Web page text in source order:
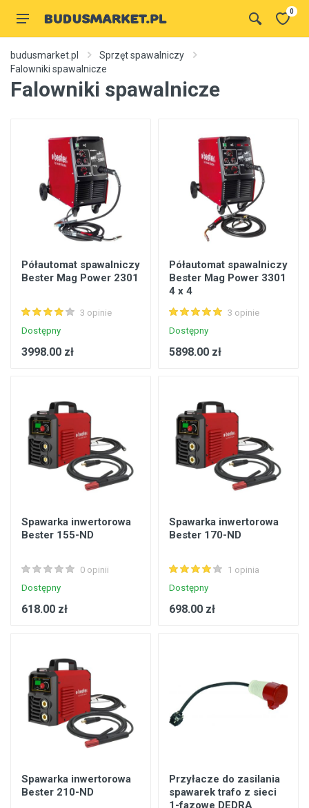
0
budusmarket.pl
Sprzęt spawalniczy
Falowniki spawalnicze
Falowniki spawalnicze
Półautomat spawalniczy
Bester Mag Power 2301
3 opinie
Dostępny
3998.00 zł
Półautomat spawalniczy
Bester Mag Power 3301
4 x 4
3 opinie
Dostępny
5898.00 zł
Spawarka inwertorowa
Bester 155-ND
0 opinii
Dostępny
618.00 zł
Spawarka inwertorowa
Bester 170-ND
1 opinia
Dostępny
698.00 zł
Spawarka inwertorowa
Bester 210-ND
Przyłacze do zasilania
spawarek trafo z sieci
1-fazowe DEDRA